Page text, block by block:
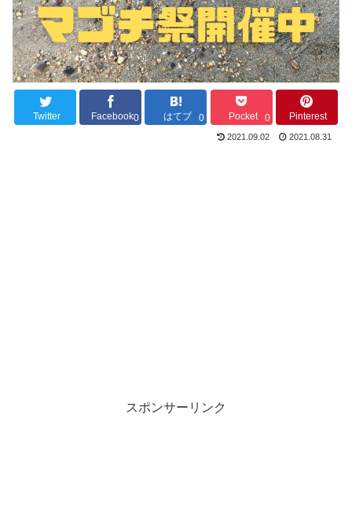
Twitter Facebook0 はてブ 0 Pocket 0 Pinterest
2021.09.02 2021.08.31
スポンサーリンク